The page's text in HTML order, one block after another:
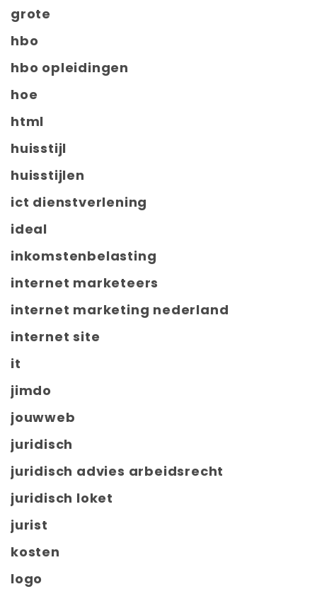
grote
hbo
hbo opleidingen
hoe
html
huisstijl
huisstijlen
ict dienstverlening
ideal
inkomstenbelasting
internet marketeers
internet marketing nederland
internet site
it
jimdo
jouwweb
juridisch
juridisch advies arbeidsrecht
juridisch loket
jurist
kosten
logo